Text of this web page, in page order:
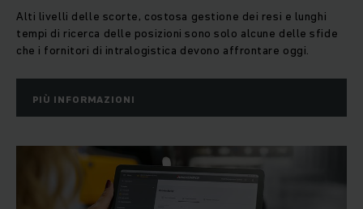
Alti livelli delle scorte, costosa gestione dei resi e lunghi
tempi di ricerca delle posizioni sono solo alcune delle sfide
che i fornitori di intralogistica devono affrontare oggi.
PIÙ INFORMAZIONI